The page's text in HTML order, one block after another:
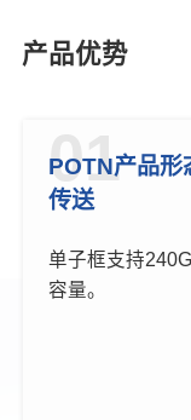
产品优势
01
POTN产品形
传送
单子框支持
容量。